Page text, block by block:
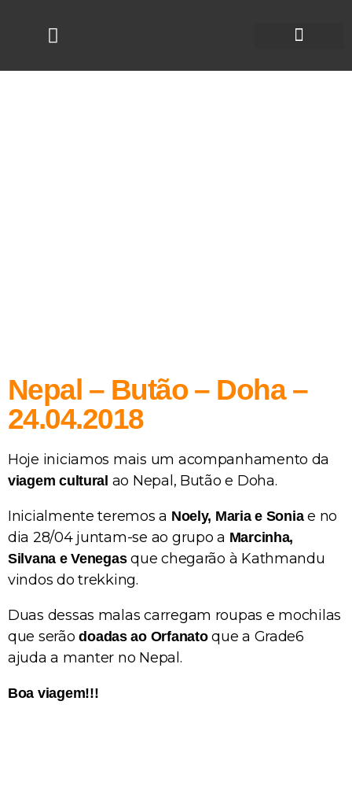
Nepal – Butão – Doha –
24.04.2018
Hoje iniciamos mais um acompanhamento da
viagem cultural ao Nepal, Butão e Doha.
Inicialmente teremos a Noely, Maria e Soniae no
dia 28/04 juntam-se ao grupo a Marcinha,
Silvana e Venegasque chegarão à Kathmandu
vindos do trekking.
Duas dessas malas carregam roupas e mochilas
que serãodoadas ao Orfanatoque a Grade6
ajuda a manter no Nepal.
Boa viagem!!!